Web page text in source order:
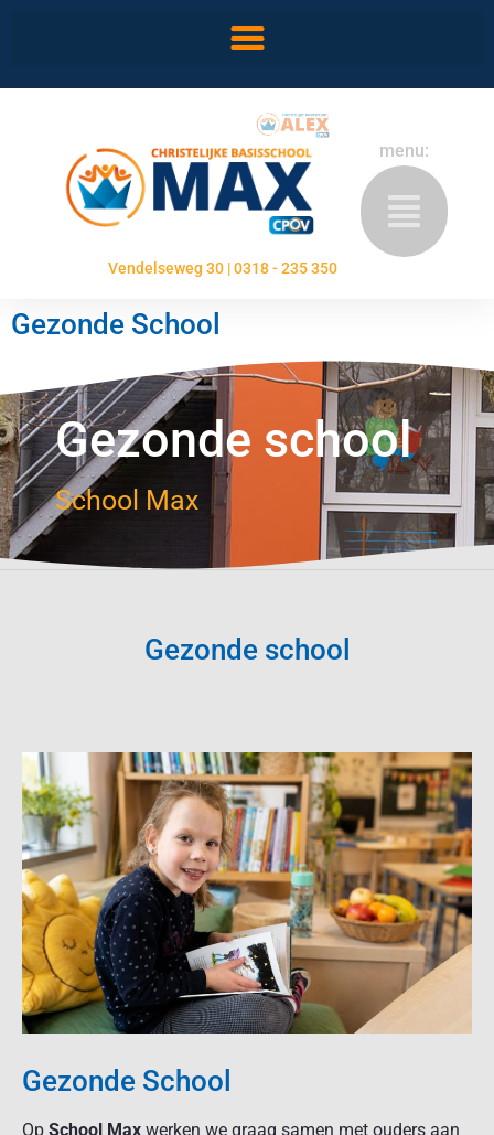
Vendelseweg 30 | 0318 - 235 350
menu:
Gezonde School
Gezonde school
School Max
Gezonde school
Gezonde School
Op School Max werken we graag samen met ouders aan